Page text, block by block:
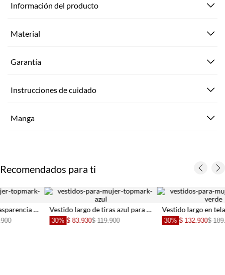
Información del producto
Material
Garantía
Instrucciones de cuidado
Manga
Recomendados para ti
Vestido largo de tiras azul para mujer
30% $ 119.900
Vestido largo en tela de flores verde para mujer
$ 132.930$ 189.900